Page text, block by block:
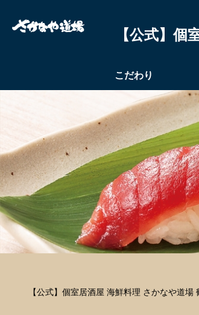
【公式】
こだわり
【公式】個室居酒屋 海鮮料理 さかなや道場